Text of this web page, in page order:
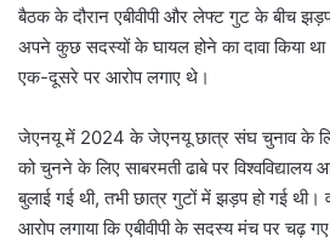
बैठक के दौरान एबीवीपी और लेफ्ट गुट के बीच झड़प
अपने कुछ सदस्यों के घायल होने का दावा किया
एक-दूसरे पर आरोप लगाए थे।
जेएनयू में 2024 के जेएनयू छात्र संघ चुनाव के
को चुनने के लिए साबरमती ढाबे पर
बुलाई गई थी, तभी छात्र गुटों में झड़प हो गई
आरोप लगाया कि एबीवीपी के सदस्य मंच पर चढ़